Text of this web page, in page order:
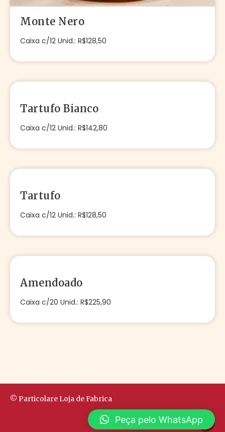
Monte Nero
Caixa c/12 Unid.: R$128,50
Tartufo Bianco
Caixa c/12 Unid.: R$142,80
Tartufo
Caixa c/12 Unid.: R$128,50
Amendoado
Caixa c/20 Unid.: R$225,90
© Particolare Loja de Fabrica
Peça pelo WhatsApp